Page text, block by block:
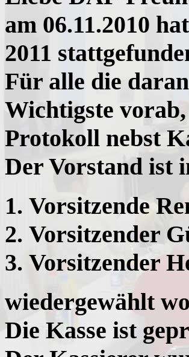
am 06.11.2010
2011
Für alle die
Wichtigste vorab,
Protokoll nebst
Der Vorstand ist
Vorsitzende
Vorsitzender
Vorsitzender
wiedergewählt
Die Kasse ist